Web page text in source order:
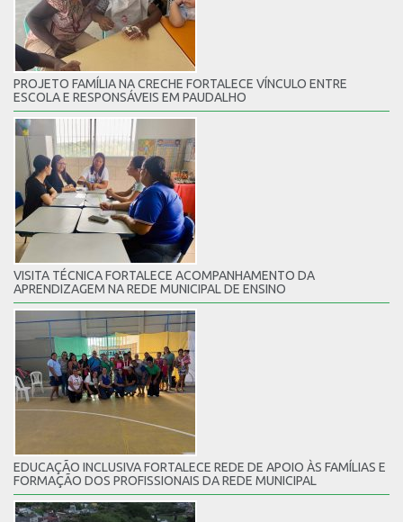
PROJETO FAMÍLIA NA CRECHE FORTALECE VÍNCULO ENTRE
ESCOLA E RESPONSÁVEIS EM PAUDALHO
VISITA TÉCNICA FORTALECE ACOMPANHAMENTO DA
APRENDIZAGEM NA REDE MUNICIPAL DE ENSINO
EDUCAÇÃO INCLUSIVA FORTALECE REDE DE APOIO ÀS FAMÍLIAS E
FORMAÇÃO DOS PROFISSIONAIS DA REDE MUNICIPAL